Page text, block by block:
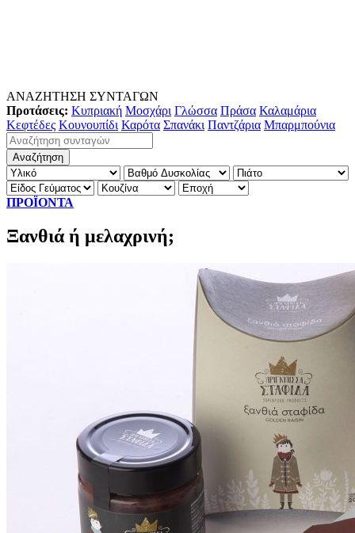
ΑΝΑΖΗΤΗΣΗ ΣΥΝΤΑΓΩΝ
Προτάσεις: Κυπριακή Μοσχάρι Γλώσσα Πράσα Καλαμάρια
Κεφτέδες Κουνουπίδι Καρότα Σπανάκι Παντζάρια Μπαρμπούνια
ΠΡΟΪΟΝΤΑ
Ξανθιά ή μελαχρινή;